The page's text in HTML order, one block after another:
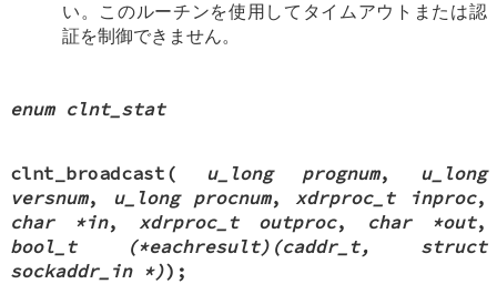
い。このルーチンを使用してタイムアウトまたは認
証を制御できません。
enum clnt_stat
clnt_broadcast ( u_long prognum, u_long
versnum, u_long procnum, xdrproc_t inproc,
char *in, xdrproc_t outproc, char *out,
bool_t (*eachresult)(caddr_t, struct
sockaddr_in *));